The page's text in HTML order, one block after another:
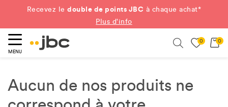
Recevez ledouble de points JBC à chaque achat*
Plus d'info
MENU
0 0
Aucun de nos produits ne